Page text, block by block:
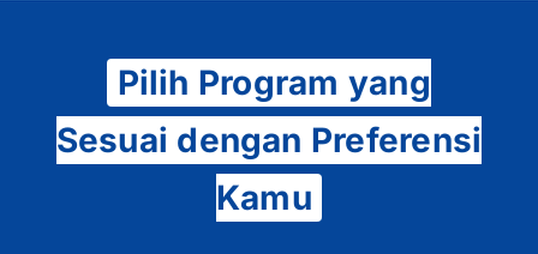
Pilih Program yang
Sesuai dengan Preferensi
Kamu